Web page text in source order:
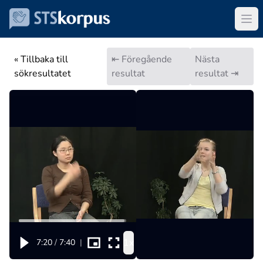
« Tillbaka till
sökresultatet
⇤ Föregående
resultat
Nästa
resultat ⇥
7:20 / 7:40 |